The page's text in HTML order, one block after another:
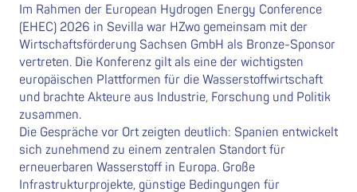
Im Rahmen der European Hydrogen Energy Conference
(EHEC) 2026 in Sevilla war HZwo gemeinsam mit der
Wirtschaftsförderung Sachsen GmbH als Bronze-Sponsor
vertreten. Die Konferenz gilt als eine der wichtigsten
europäischen Plattformen für die Wasserstoffwirtschaft
und brachte Akteure aus Industrie, Forschung und Politik
zusammen.
Die Gespräche vor Ort zeigten deutlich: Spanien entwickelt
sich zunehmend zu einem zentralen Standort für
erneuerbaren Wasserstoff in Europa. Große
Infrastrukturprojekte, günstige Bedingungen für